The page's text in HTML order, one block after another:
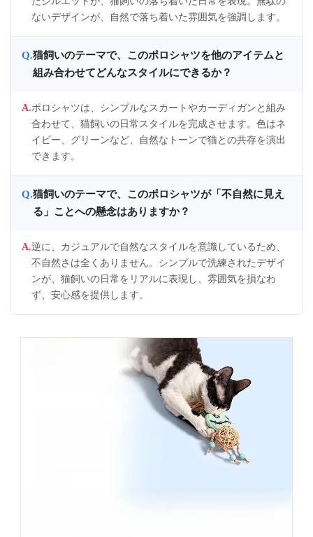
ないデザインが、自然で落ち着いた雰囲気を強調します。
猫飼いのテーマで、このポロシャツを他のアイテムと
組み合わせてどんなスタイルにできるか？
ポロシャツは、シンプルなスカートやカーディガンと組み
合わせて、猫飼いの日常スタイルを完成させます。色はネ
イビー、グリーンなど、自然なトーンで猫との共存を演出
できます。
猫飼いのテーマで、このポロシャツが「不自然に見え
る」ことへの懸念はありますか？
逆に、カジュアルで自然なスタイルを意識しているため、
不自然さは全くありません。シンプルで洗練されたデザイ
ンが、猫飼いの日常をリアルに表現し、雰囲気を損なわ
ず、安心感を提供します。